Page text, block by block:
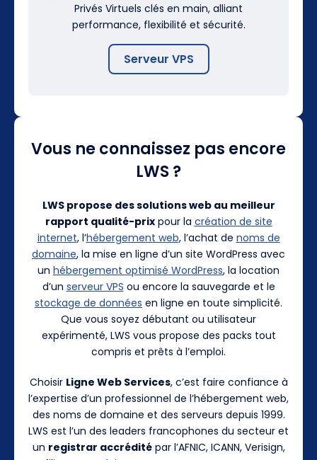
Privés Virtuels clés en main, alliant
performance, flexibilité et sécurité.
Serveur VPS
Vous ne connaissez pas encore
LWS ?
LWS propose des solutions web au meilleur
rapport qualité-prixpour la création de site
internet, l’hébergement web, l’achat de noms de
domaine, la mise en ligne d’un site WordPress avec
un hébergement optimisé WordPress, la location
d’un serveur VPS ou encore la sauvegarde et le
stockage de données en ligne en toute simplicité.
Que vous soyez débutant ou utilisateur
expérimenté, LWS vous propose des packs tout
compris et prêts à l’emploi.
Choisir Ligne Web Services, c’est faire confiance à
l’expertise d’un professionnel de l’hébergement web,
des noms de domaine et des serveurs depuis 1999.
LWS est l’un des leaders francophones du secteur et
un registrar accréditépar l’AFNIC, ICANN, Verisign,